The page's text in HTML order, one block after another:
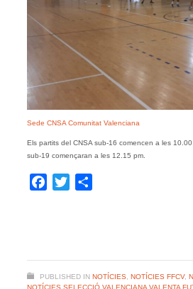
Sede CNSA Comunitat Valenciana
Els partits del CNSA sub-16 comencen a les
sub-19 començaran a les 12.15 pm.
Facebook
Twitter
PUBLISHED IN NOTÍCIES, NOTÍCIES FFCV,